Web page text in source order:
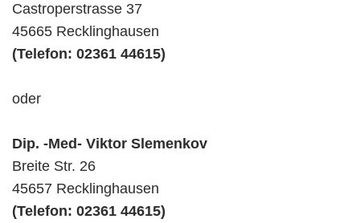
Castroperstrasse 37
45665 Recklinghausen
(Telefon: 02361 44615)
oder
Dip. -Med- Viktor Slemenkov
Breite Str. 26
45657 Recklinghausen
(Telefon: 02361 44615)